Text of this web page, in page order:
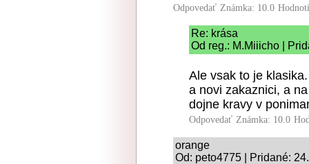
Odpovedať Známka: 10.0
Re: krása
Od reg.: M.Miiicho |
Ale vsak to je
a novi zakaznici, a
dojne kravy v
Odpovedať Známka: 10.0
orange
Od: peto4775 | Pridané: